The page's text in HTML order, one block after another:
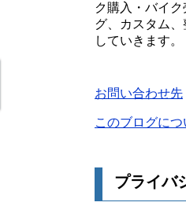
ク購入・バイ
グ、カスタム
していきます。
お問い合わせ先
このブログに
プライバ